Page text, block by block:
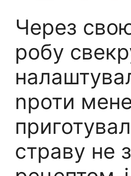
Через
робу
nроти
страву не